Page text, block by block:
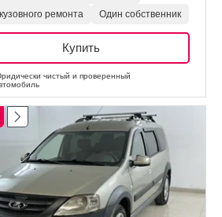
ремонта
Один собственник
Купить
чистый и проверенный